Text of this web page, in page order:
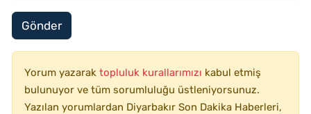
Gönder
Yorum yazarak topluluk kurallarımızı kabul etmiş
bulunuyor ve tüm sorumluluğu üstleniyorsunuz.
Yazılan yorumlardan Diyarbakır Son Dakika Haberleri,